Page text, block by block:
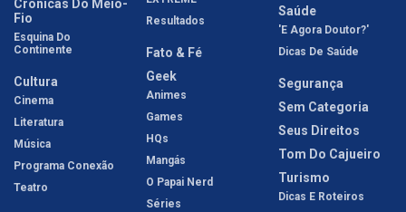
Crônicas Do Meio-
Fio
Esquina Do
Continente
Cultura
Cinema
Literatura
Música
Programa Conexão
Teatro
Resultados
Fato & Fé
Geek
Animes
Games
HQs
Mangás
O Papai Nerd
Séries
Saúde
'E Agora Doutor?'
Dicas De Saúde
Segurança
Sem Categoria
Seus Direitos
Tom Do Cajueiro
Turismo
Dicas E Roteiros